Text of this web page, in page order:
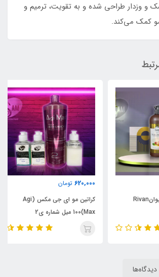
و وزدار طراحی شده و به تقویت، ترمیم و
کمک می‌کند.
620,000 تومان
کراتین مو ای جی مکس (Agi
Max)100 میل شماره ی2
دیدگاه‌ها